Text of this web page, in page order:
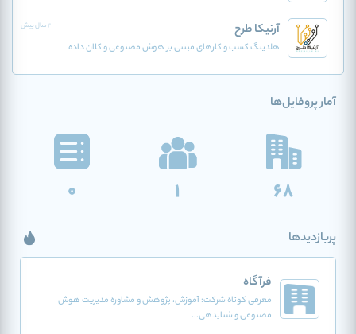
آرنیکا طرح 2 سال پیش
هلدینگ کسب و کارهای مبتنی بر هوش مصنوعی و کلان داده
آمار پروفایل‌ها
68
1
0
پربازدیدها
فرآگاه
معرفی کوتاه شرکت: آموزش، پژوهش و مشاوره مدیریت هوش
مصنوعی و شتابدهی...